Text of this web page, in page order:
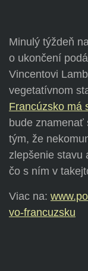
Minulý týždeň
o ukončení
Vincentovi
vegetatívnom
Francúzsko má
bude znamenať
tým, že
zlepšenie stavu
čo s ním v
Viac na:
vo-francuzsku